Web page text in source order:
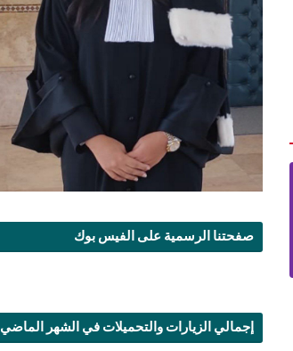
صفحتنا الرسمية على الفيس بوك
إجمالي الزيارات والتحميلات في الشهر الماضي